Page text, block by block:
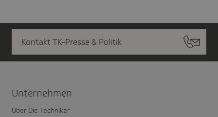
Kontakt TK-Presse & Politik
Unter­nehmen
Über Die Techniker